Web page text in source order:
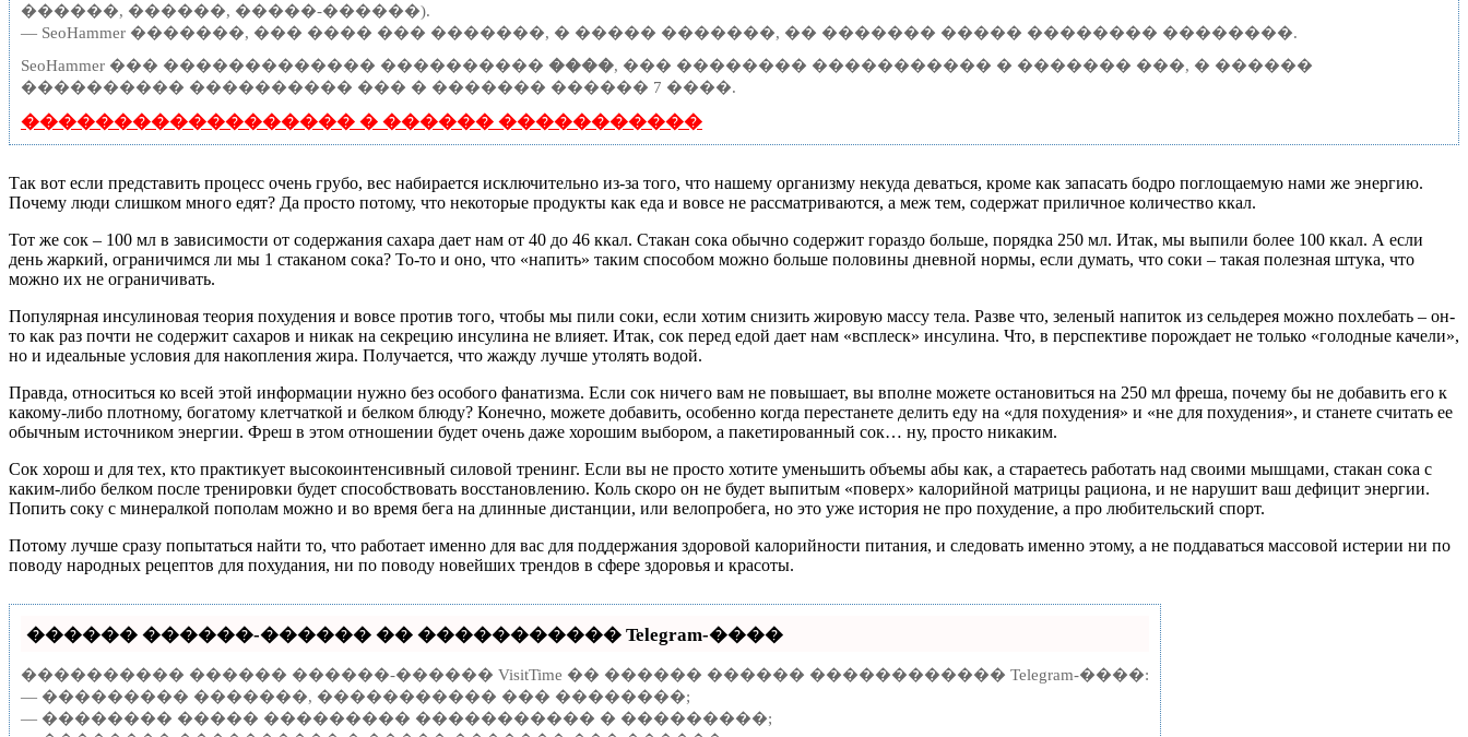
������, ������, �����-������).
— SeoHammer �������, ��� ���� ��� �������, � ����� �������, �� ������� ����� �������� ��������.
SeoHammer ��� ������������� ���������� ����, ��� �������� ����������� � ������� ���, � ������
���������� ���������� ��� � ������� ������ 7 ����.
������������������ � ������ �����������
Так вот если представить процесс очень грубо, вес набирается исключительно из-за того, что нашему организму некуда деваться, кроме как запасать бодро поглощаемую нами же энергию.
Почему люди слишком много едят? Да просто потому, что некоторые продукты как еда и вовсе не рассматриваются, а меж тем, содержат приличное количество ккал.
Тот же сок – 100 мл в зависимости от содержания сахара дает нам от 40 до 46 ккал. Стакан сока обычно содержит гораздо больше, порядка 250 мл. Итак, мы выпили более 100 ккал. А если
день жаркий, ограничимся ли мы 1 стаканом сока? То-то и оно, что «напить» таким способом можно больше половины дневной нормы, если думать, что соки – такая полезная штука, что
можно их не ограничивать.
Популярная инсулиновая теория похудения и вовсе против того, чтобы мы пили соки, если хотим снизить жировую массу тела. Разве что, зеленый напиток из сельдерея можно похлебать – он-
то как раз почти не содержит сахаров и никак на секрецию инсулина не влияет. Итак, сок перед едой дает нам «всплеск» инсулина. Что, в перспективе порождает не только «голодные качели»,
но и идеальные условия для накопления жира. Получается, что жажду лучше утолять водой.
Правда, относиться ко всей этой информации нужно без особого фанатизма. Если сок ничего вам не повышает, вы вполне можете остановиться на 250 мл фреша, почему бы не добавить его к
какому-либо плотному, богатому клетчаткой и белком блюду? Конечно, можете добавить, особенно когда перестанете делить еду на «для похудения» и «не для похудения», и станете считать ее
обычным источником энергии. Фреш в этом отношении будет очень даже хорошим выбором, а пакетированный сок… ну, просто никаким.
Сок хорош и для тех, кто практикует высокоинтенсивный силовой тренинг. Если вы не просто хотите уменьшить объемы абы как, а стараетесь работать над своими мышцами, стакан сока с
каким-либо белком после тренировки будет способствовать восстановлению. Коль скоро он не будет выпитым «поверх» калорийной матрицы рациона, и не нарушит ваш дефицит энергии.
Попить соку с минералкой пополам можно и во время бега на длинные дистанции, или велопробега, но это уже история не про похудение, а про любительский спорт.
Потому лучше сразу попытаться найти то, что работает именно для вас для поддержания здоровой калорийности питания, и следовать именно этому, а не поддаваться массовой истерии ни по
поводу народных рецептов для похудания, ни по поводу новейших трендов в сфере здоровья и красоты.
������ ������-������ �� ����������� Telegram-����
���������� ������ ������-������ VisitTime �� ������ ������ ������������ Telegram-����:
— ��������� �������, ����������� ��� ��������;
— �������� ����� ��������� ����������� � ���������;